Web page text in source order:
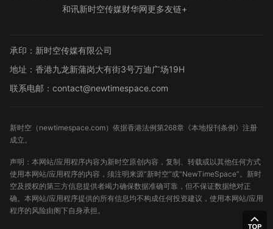
和讯新时空传媒财华网更多友链+
承印：新时空传媒有限公司
地址：香港九龙新蒲岗大有街3号万迪广场19H
联系电邮：contact@newtimespace.com
新时空（ newtimespace.com）依据香港法例第268章《本地报刊条例》注册
成立。
声明：本网站/应用程序内容为新时空原创内容，复制、转载或以其他任何方式
使用本网站/应用程序的内容，须注明来源“新时空”或“NewTimeSpace”。新时
空及授权的第三方信息提供者竭力确保数据准确可靠，但不保证数据绝对正
确。本网站/应用程序提供的所有信息均不构成任何投资建议，使用本网站/应用
程序的风险由阁下自身承担。